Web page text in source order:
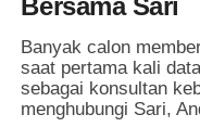
Banyak calon
saat pertama kali
sebagai konsultan
menghubungi Sari,